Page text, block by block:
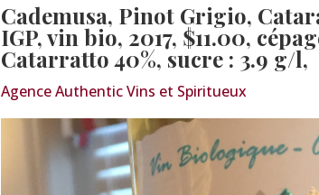
Cademusa, Pinot Grigio,
IGP, vin bio, 2017, $11.00,
Catarratto 40%, sucre : 3.9 g/l,
Agence Authentic Vins et Spiritueux